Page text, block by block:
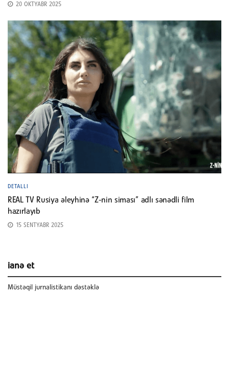
20 OKTYABR 2025
DETALLI
REAL TV Rusiya əleyhinə “Z-nin siması” adlı sənədli film
hazırlayıb
15 SENTYABR 2025
ianə et
Müstəqil jurnalistikanı dəstəklə